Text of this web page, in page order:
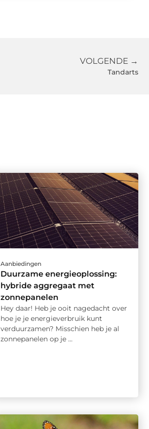
VOLGENDE →
Tandarts
Aanbiedingen
Duurzame energieoplossing:
hybride aggregaat met
zonnepanelen
Hey daar! Heb je ooit nagedacht over
hoe je je energieverbruik kunt
verduurzamen? Misschien heb je al
zonnepanelen op je ...